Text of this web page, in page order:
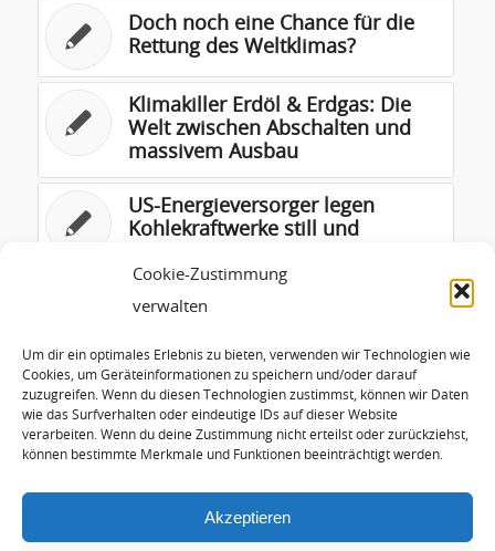
Cookie-Zustimmung
verwalten
Um dir ein optimales Erlebnis zu bieten, verwenden wir Technologien wie
Cookies, um Geräteinformationen zu speichern und/oder darauf
zuzugreifen. Wenn du diesen Technologien zustimmst, können wir Daten
wie das Surfverhalten oder eindeutige IDs auf dieser Website
verarbeiten. Wenn du deine Zustimmung nicht erteilst oder zurückziehst,
können bestimmte Merkmale und Funktionen beeinträchtigt werden.
Akzeptieren
Doch noch eine Chance für die
Rettung des Weltklimas?
Klimakiller Erdöl & Erdgas: Die
Welt zwischen Abschalten und
massivem Ausbau
US-Energieversorger legen
Kohlekraftwerke still und
Windkraft und Batterien
energiepolitische Dreieck:
Energiesicherheit,
Wirtschaftlichkeit,
Umweltschutz. Die US-
Sanktionen kommen zu Recht.